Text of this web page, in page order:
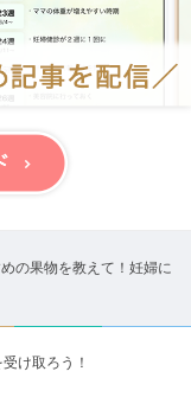
の果物を教えて！妊婦に
け取ろう！